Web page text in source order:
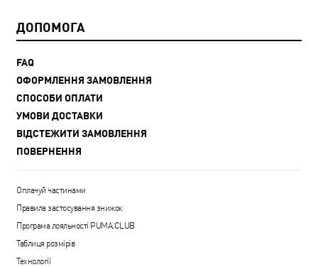
ДОПОМОГА
FAQ
ОФОРМЛЕННЯ ЗАМОВЛЕННЯ
СПОСОБИ ОПЛАТИ
УМОВИ ДОСТАВКИ
ВІДСТЕЖИТИ ЗАМОВЛЕННЯ
ПОВЕРНЕННЯ
Оплачуй частинами
Правила застосування знижок
Програма лояльності PUMA.CLUB
Таблиця розмірів
Технології